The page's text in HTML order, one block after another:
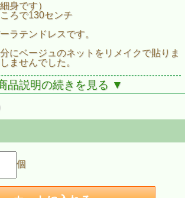
身です）
ろで130センチ
ラテンドレスです。
にベージュのネットをリメイクで貼りま
ませんでした。
ろしいのですが、裾を少し切って対応は
できませんでした。
が、あがりませんでした。
ルソーでの撮影となりました。
品説明の続きを見る ▼
個